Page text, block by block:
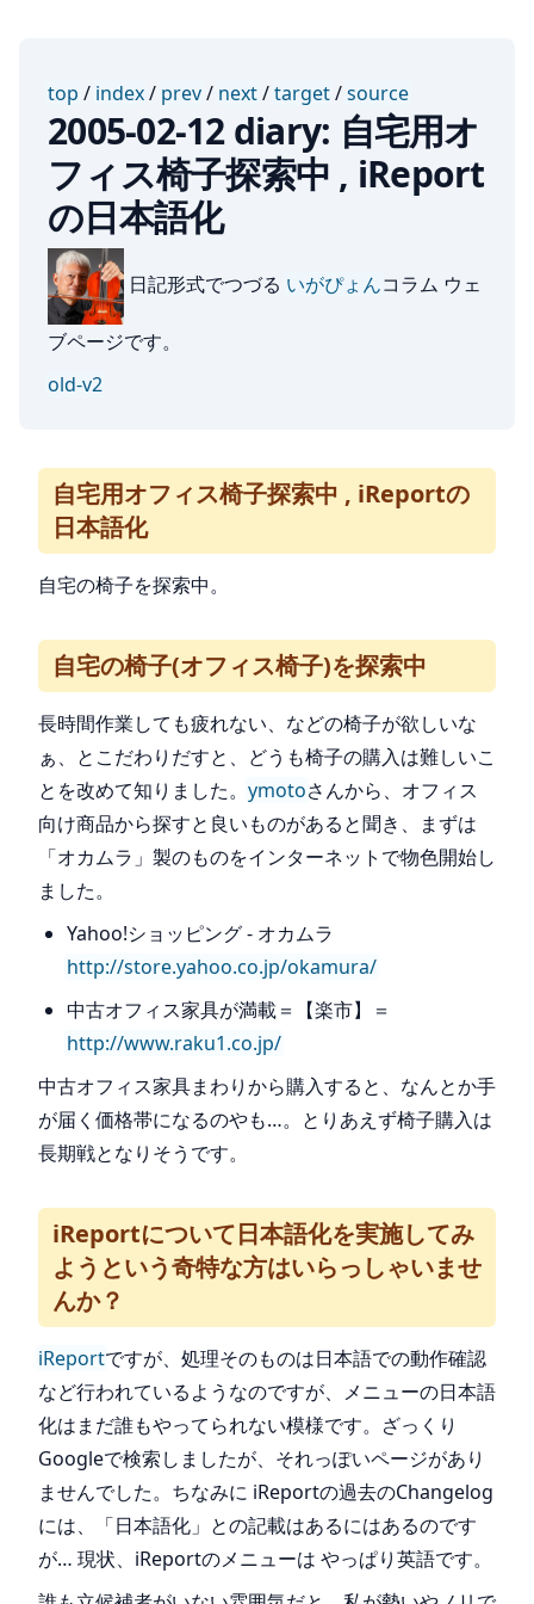
top / index/ prev/ next/target/source
2005-02-12 diary: 自宅用オ
フィス椅子探索中 , iReport
の日本語化
日記形式でつづる いがぴょんコラム ウェ
ブページです。
old-v2
自宅用オフィス椅子探索中 , iReportの
日本語化
自宅の椅子を探索中。
自宅の椅子(オフィス椅子)を探索中
長時間作業しても疲れない、などの椅子が欲しいな
ぁ、とこだわりだすと、どうも椅子の購入は難しいこ
とを改めて知りました。 ymotoさんから、オフィス
向け商品から探すと良いものがあると聞き、まずは
「オカムラ」製のものをインターネットで物色開始し
ました。
Yahoo!ショッピング - オカムラ
http://store.yahoo.co.jp/okamura/
中古オフィス家具が満載＝【楽市】＝
http://www.raku1.co.jp/
中古オフィス家具まわりから購入すると、なんとか手
が届く価格帯になるのやも…。とりあえず椅子購入は
長期戦となりそうです。
iReportについて日本語化を実施してみ
ようという奇特な方はいらっしゃいませ
んか？
iReportですが、処理そのものは日本語での動作確認
など行われているようなのですが、メニューの日本語
化はまだ誰もやってられない模様です。ざっくり
Googleで検索しましたが、それっぽいページがあり
ませんでした。ちなみに iReportの過去のChangelog
には、「日本語化」との記載はあるにはあるのです
が… 現状、iReportのメニューは やっぱり英語です。